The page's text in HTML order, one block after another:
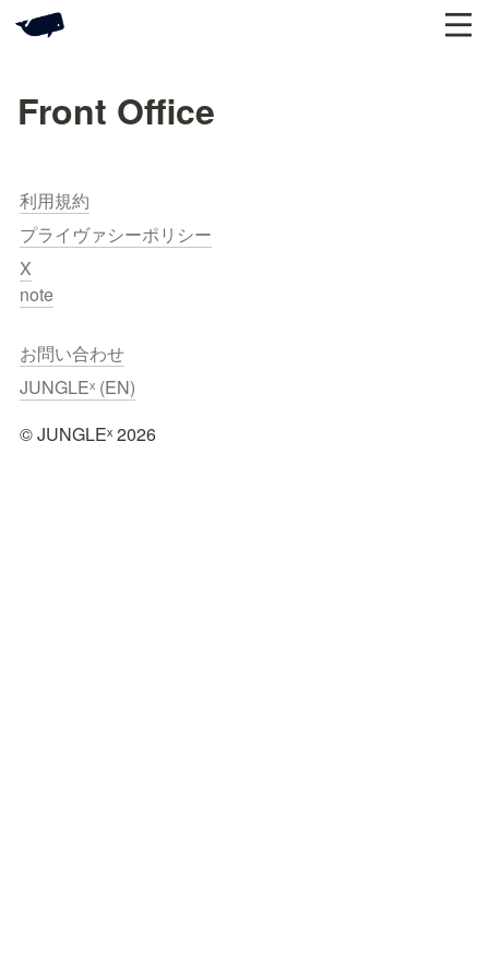
Front Office
利用規約
プライヴァシーポリシー
X
note
お問い合わせ
JUNGLEˣ (EN)
©︎ JUNGLEˣ 2026